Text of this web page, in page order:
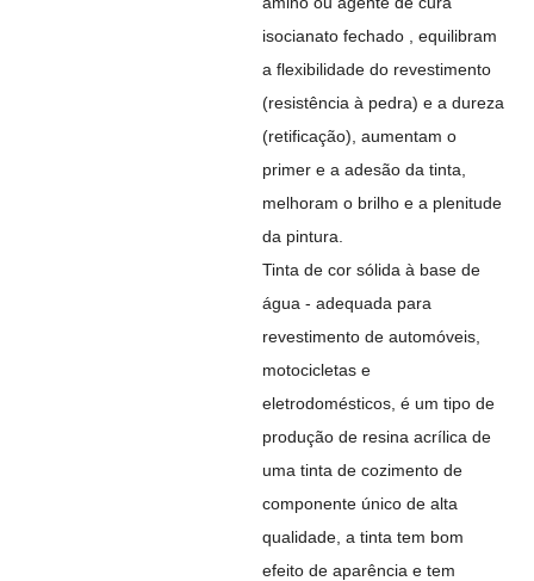
isocianato fechado , equilibram
a flexibilidade do revestimento
(resistência à pedra) e a dureza
(retificação), aumentam o
primer e a adesão da tinta,
melhoram o brilho e a plenitude
da pintura.
Tinta de cor sólida à base de
água - adequada para
revestimento de automóveis,
motocicletas e
eletrodomésticos, é um tipo de
produção de resina acrílica de
uma tinta de cozimento de
componente único de alta
qualidade, a tinta tem bom
efeito de aparência e tem